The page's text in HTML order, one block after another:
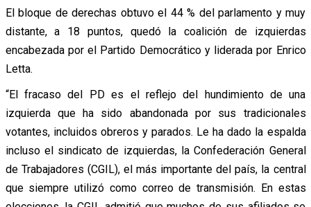
El bloque de derechas obtuvo el 44 % del parlamento y muy
distante, a 18 puntos, quedó la coalición de izquierdas
encabezada por el Partido Democrático y liderada por Enrico
Letta.
“El fracaso del PD es el reflejo del hundimiento de una
izquierda que ha sido abandonada por sus tradicionales
votantes, incluidos obreros y parados. Le ha dado la espalda
incluso el sindicato de izquierdas, la Confederación General
de Trabajadores (CGIL), el más importante del país, la central
que siempre utilizó como correo de transmisión. En estas